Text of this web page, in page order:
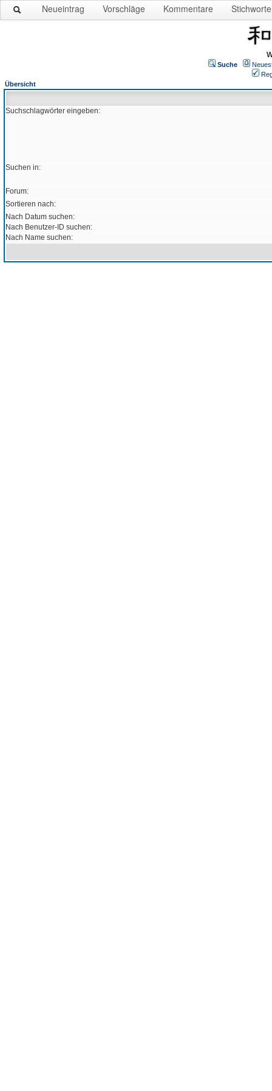
Neueintrag Vorschläge Kommentare Stichworte
Suche
Übersicht
Suchschlagwörter eingeben:
Suchen in:
Forum:
Sortieren nach:
Nach Datum suchen:
Nach Benutzer-ID suchen:
Nach Name suchen: